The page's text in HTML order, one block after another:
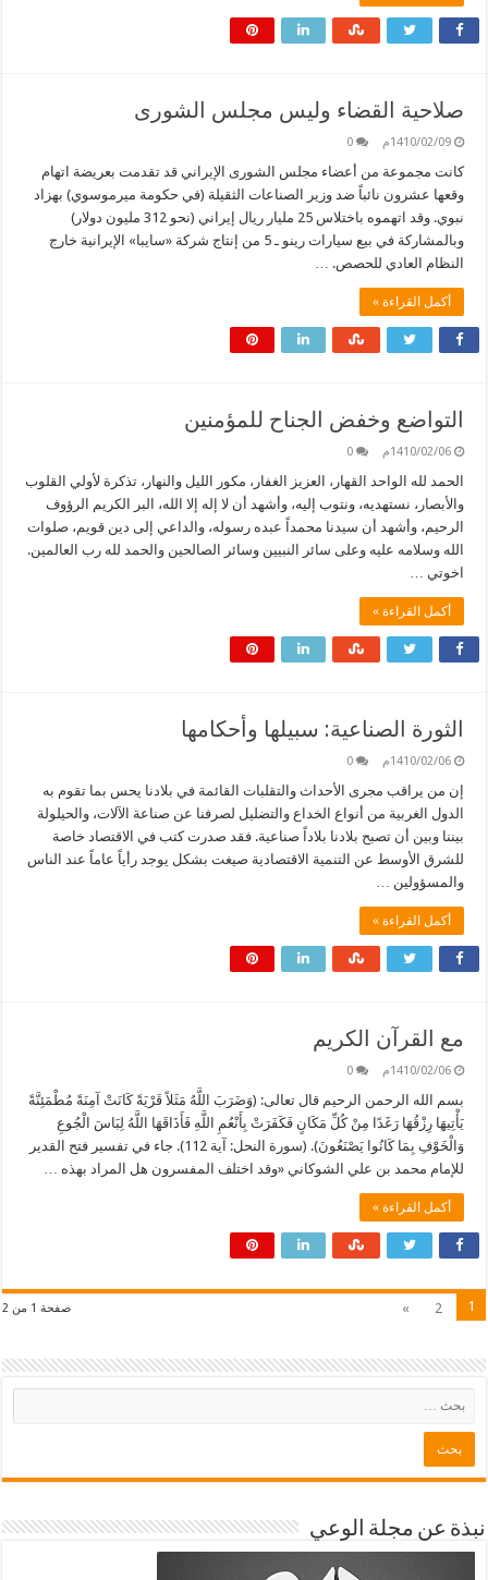
صلاحية القضاء وليس مجلس الشورى
1410/02/09م 0
كانت مجموعة من أعضاء مجلس الشورى الإيراني قد تقدمت بعريضة اتهام
وقعها عشرون نائباً ضد وزير الصناعات الثقيلة (في حكومة ميرموسوي) بهزاد
نبوي. وقد اتهموه باختلاس 25 مليار ريال إيراني (نحو 312 مليون دولار)
وبالمشاركة في بيع سيارات رينو ـ 5 من إنتاج شركة «سايبا» الإيرانية خارج
النظام العادي للحصص. …
أكمل القراءة »
التواضع وخفض الجناح للمؤمنين
1410/02/06م 0
الحمد لله الواحد القهار، العزيز الغفار، مكور الليل والنهار، تذكرة لأولي القلوب
والأبصار، نستهديه، ونتوب إليه، وأشهد أن لا إله إلا الله، البر الكريم الرؤوف
الرحيم، وأشهد أن سيدنا محمداً عبده رسوله، والداعي إلى دين قويم، صلوات
الله وسلامه عليه وعلى سائر النبيين وسائر الصالحين والحمد لله رب العالمين.
اخوتي …
أكمل القراءة »
الثورة الصناعية: سبيلها وأحكامها
1410/02/06م 0
إن من يراقب مجرى الأحداث والتقلبات القائمة في بلادنا يحس بما تقوم به
الدول الغربية من أنواع الخداع والتضليل لصرفنا عن صناعة الآلات، والحيلولة
بيننا وبين أن تصبح بلادنا بلاداً صناعية. فقد صدرت كتب في الاقتصاد خاصة
للشرق الأوسط عن التنمية الاقتصادية صيغت بشكل يوجد رأياً عاماً عند الناس
والمسؤولين …
أكمل القراءة »
مع القرآن الكريم
1410/02/06م 0
بسم الله الرحمن الرحيم قال تعالى: (وَضَرَبَ اللَّهُ مَثَلاً قَرْيَةً كَانَتْ آمِنَةً مُطْمَئِنَّةً
يَأْتِيهَا رِزْقُهَا رَغَدًا مِنْ كُلِّ مَكَانٍ فَكَفَرَتْ بِأَنْعُمِ اللَّهِ فَأَذَاقَهَا اللَّهُ لِبَاسَ الْجُوعِ
وَالْخَوْفِ بِمَا كَانُوا يَصْنَعُونَ). (سورة النحل: آية 112). جاء في تفسير فتح القدير
للإمام محمد بن علي الشوكاني «وقد اختلف المفسرون هل المراد بهذه …
أكمل القراءة »
صفحة 1 من 2 1
2
»
نبذة عن مجلة الوعي